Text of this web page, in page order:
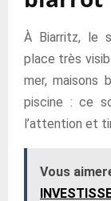
À Biarritz, le
place très
mer, maisons
piscine : ce
l’attention et
Vous